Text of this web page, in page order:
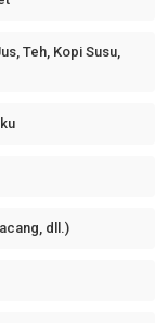
Teh, Kopi Susu,
dll.)